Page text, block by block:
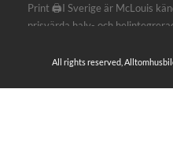
Print 🖨I Sverige är McLouis
prisvärda halv- och
plåtisutbud lite extra kärlek
All rights reserved,